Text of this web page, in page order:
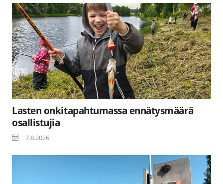
Lasten onkitapahtumassa ennätysmäärä
osallistujia
7.8.2026